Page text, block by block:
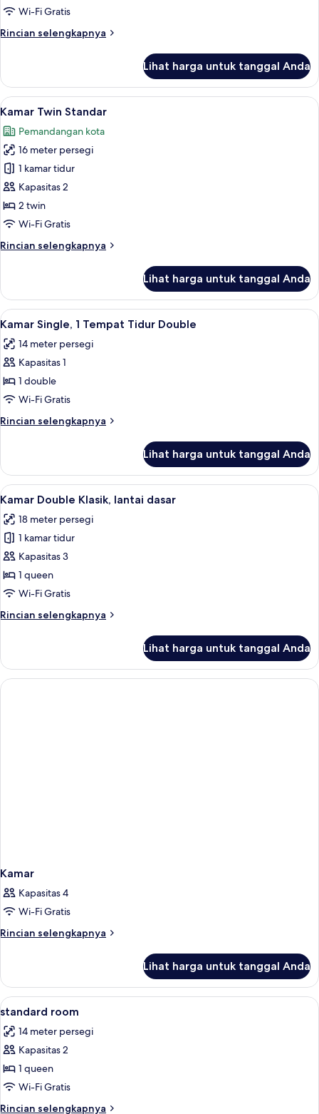
Wi-Fi Gratis
Rincian selengkapnya
Rincian
Kamar
Double
Standar
Lihat harga untuk tanggal Anda
Lihat
semua
foto
untuk
Kamar
Twin
Standar
Kamar Twin Standar | Minibar,
9
Kamar Twin Standar
Pemandangan kota
16 meter persegi
1 kamar tidur
Kapasitas 2
2 twin
Wi-Fi Gratis
Rincian selengkapnya
Rincian
Kamar
Twin
Standar
Lihat harga untuk tanggal Anda
Lihat
semua
foto
untuk
Kamar
Single,
1
Tempat
Double
Minibar, brankas, meja kerja, dan
13
Kamar Single, 1 Tempat Tidur Double
14 meter persegi
Kapasitas 1
1 double
Wi-Fi Gratis
Rincian selengkapnya
Rincian
Kamar
Single,
1
Tidur
Double
Lihat harga untuk tanggal Anda
Lihat
semua
foto
untuk
Kamar
Double
Klasik,
dasar
Kamar Double Klasik, lantai dasar |
6
Kamar Double Klasik, lantai dasar
18 meter persegi
1 kamar tidur
Kapasitas 3
1 queen
Wi-Fi Gratis
Rincian selengkapnya
Rincian
Kamar
Double
Klasik,
Lihat harga untuk tanggal Anda
Kamar
Kapasitas 4
Wi-Fi Gratis
Rincian selengkapnya
Rincian
Kamar
Lihat harga untuk tanggal Anda
Lihat
semua
foto
untuk
standard
room
Minibar, brankas, meja kerja, dan
5
standard room
14 meter persegi
Kapasitas 2
1 queen
Wi-Fi Gratis
Rincian selengkapnya
Rincian